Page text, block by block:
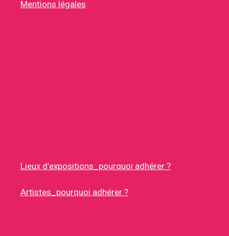
Mentions légales
Lieux d’expositions_pourquoi adhérer ?
Artistes_pourquoi adhérer ?